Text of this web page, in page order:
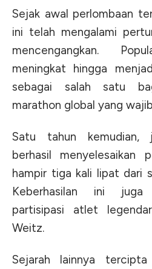
Sejak awal perlombaan
ini telah mengalami
mencengangkan.
meningkat hingga
sebagai salah satu
marathon global yang
Satu tahun kemudian,
berhasil menyelesaikan
hampir tiga kali lipat dari
Keberhasilan ini juga
partisipasi atlet
Weitz.
Sejarah lainnya